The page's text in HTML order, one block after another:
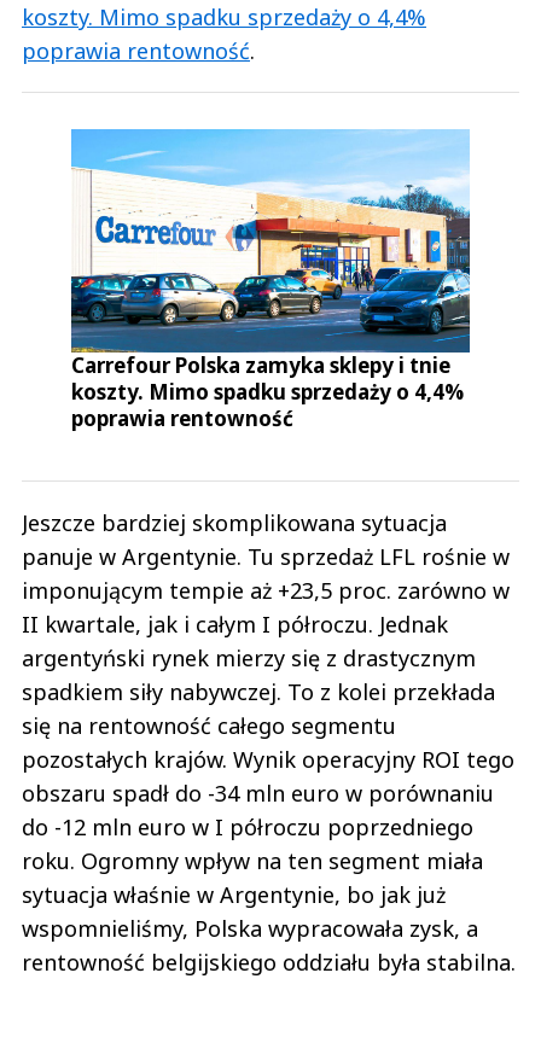
koszty. Mimo spadku sprzedaży o 4,4%
poprawia rentowność.
Carrefour Polska zamyka sklepy i tnie
koszty. Mimo spadku sprzedaży o 4,4%
poprawia rentowność
Jeszcze bardziej skomplikowana sytuacja
panuje w Argentynie. Tu sprzedaż LFL rośnie w
imponującym tempie aż +23,5 proc. zarówno w
II kwartale, jak i całym I półroczu. Jednak
argentyński rynek mierzy się z drastycznym
spadkiem siły nabywczej. To z kolei przekłada
się na rentowność całego segmentu
pozostałych krajów. Wynik operacyjny ROI tego
obszaru spadł do -34 mln euro w porównaniu
do -12 mln euro w I półroczu poprzedniego
roku. Ogromny wpływ na ten segment miała
sytuacja właśnie w Argentynie, bo jak już
wspomnieliśmy, Polska wypracowała zysk, a
rentowność belgijskiego oddziału była stabilna.